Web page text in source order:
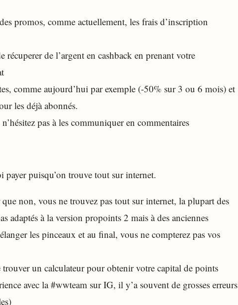
promos, comme actuellement, les frais d’inscription
récuperer de l’argent en cashback en prenant votre
comme aujourd’hui par exemple (-50% sur 3 ou 6 mois) et
les déjà abonnés.
pas à les communiquer en commentaires
puisqu’on trouve tout sur internet.
non, vous ne trouvez pas tout sur internet, la plupart des
adaptés à la version propoints 2 mais à des anciennes
les pinceaux et au final, vous ne compterez pas vos
un calculateur pour obtenir votre capital de points
avec la #wwteam sur IG, il y’a souvent de grosses erreurs